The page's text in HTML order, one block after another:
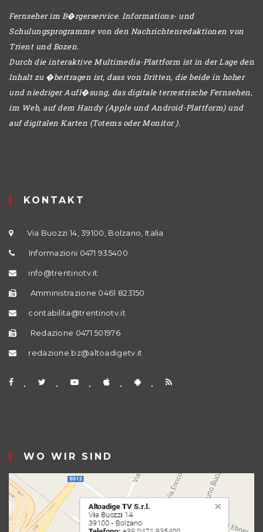
Fernseher im B�rgerservice. Informations- und
Schulungsprogramme von den Nachrichtenredaktionen von
Trient und Bozen.
Durch die interaktive Multimedia-Plattform ist in der Lage den
Inhalt zu �bertragen ist, dass von Dritten, die beide in hoher
und niedriger Aufl�sung, das digitale terrestrische Fernsehen,
im Web, auf dem Handy (Apple und Android-Plattform) und
auf digitalen Karten (Totems oder Monitor ).
KONTAKT
Via Buozzi 14, 39100, Bolzano, Italia
Informazioni 0471 935400
info@trentinotv.it
Amministrazione 0461 823150
contabilita@trentinotv.it
Redazione 0471 501976
redazione.bz@altoadigetv.it
WO WIR SIND